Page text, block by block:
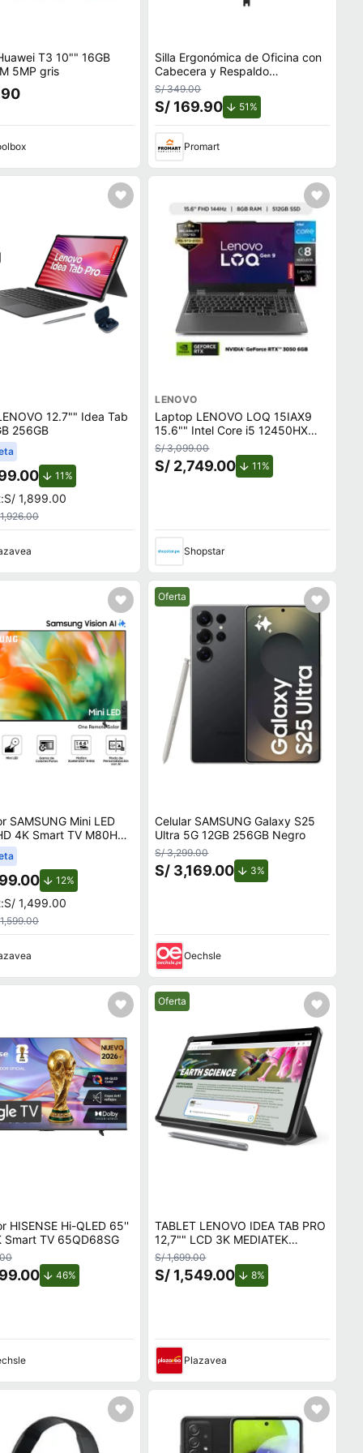
T3 10"" 16GB
5MP gris
Silla Ergonómica de Oficina con
Cabecera y Respaldo
Regulables
S/ 349.00
S/ 169.90 51%
Promart
12.7"" Idea Tab
256GB
11%de descuento.
S/ 1,899.00
LENOVO
Laptop LENOVO LOQ 15IAX9
15.6"" Intel Core i5 12450HX
8GB 512GB SSD
S/ 3,099.00
S/ 2,749.00 11%
Shopstar
SAMSUNG Mini LED
4K Smart TV M80H
12%de descuento.
S/ 1,499.00
Mejor precio.
Oferta
Celular SAMSUNG Galaxy S25
Ultra 5G 12GB 256GB Negro
S/ 3,299.00
S/ 3,169.00 3%
Oechsle
HISENSE Hi-QLED 65''
Smart TV 65QD68SG
46%de descuento.
Mejor precio.
Oferta
TABLET LENOVO IDEA TAB PRO
12,7"" LCD 3K MEDIATEK
DIMENSITY 8300 8GB RAM
128GB INCLUYE LÁPIZ Y
FUNDA
S/ 1,699.00
S/ 1,549.00 8%
Plazavea